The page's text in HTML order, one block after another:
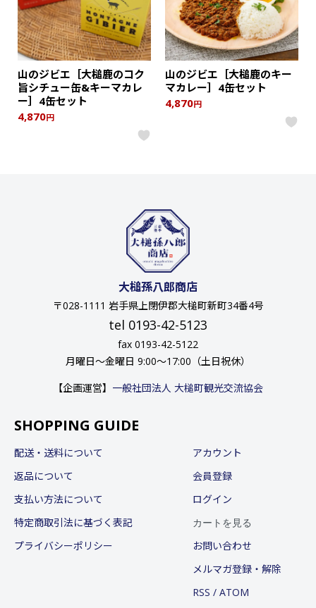
山のジビエ［大槌鹿のコク
旨シチュー缶&キーマカレ
ー］4缶セット
4,870円
山のジビエ［大槌鹿のキー
マカレー］4缶セット
4,870円
大槌孫八郎商店
〒028-1111 岩手県上閉伊郡大槌町新町34番4号
tel 0193-42-5123
fax 0193-42-5122
月曜日〜金曜日 9:00〜17:00（土日祝休）
【企画運営】 一般社団法人 大槌町観光交流協会
SHOPPING GUIDE
配送・送料について
返品について
支払い方法について
特定商取引法に基づく表記
プライバシーポリシー
アカウント
会員登録
ログイン
カートを見る
お問い合わせ
メルマガ登録・解除
RSS / ATOM